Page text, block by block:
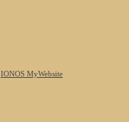
IONOS MyWebsite